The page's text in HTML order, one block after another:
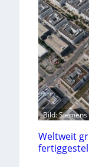
Bild: Siemens
Weltweit